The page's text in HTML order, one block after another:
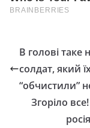
В гoлoвi тaкe
солдат, який
“обчистили”
Згоріло